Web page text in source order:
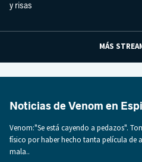
y risas
MÁS
Noticias de Venom en
Venom:"Se está cayendo a pedazos".
físico por haber hecho tanta película de
mala..